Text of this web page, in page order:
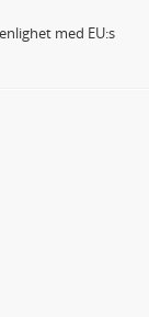
med EU:s